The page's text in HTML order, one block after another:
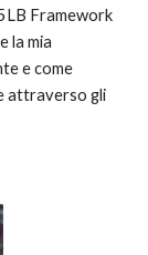
Framework
la mia
e come
attraverso gli